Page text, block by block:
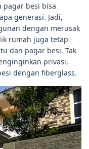
pagar besi bisa
generasi. Jadi,
dengan merusak
rumah juga tetap
dan pagar besi. Tak
privasi,
dengan fiberglass.